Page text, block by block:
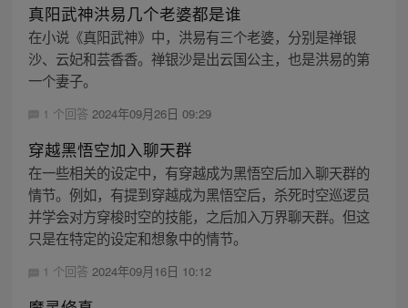
真阳武神洪易几个老婆都是谁
在小说《真阳武神》中，洪易有三个老婆，分别是禅银
沙、云妃和芸香香。禅银沙是出云国公主，也是洪易的第
一个妻子。
1 个回答 2024年09月26日 09:29
穿越黑悟空加入聊天群
在一些相关的设定中，有穿越成为黑悟空后加入聊天群的
情节。例如，有提到穿越成为黑悟空后，杀死时空巡逻员
并学会对方穿梭时空的技能，之后加入万界聊天群。但这
只是在特定的设定和想象中的情节。
1 个回答 2024年09月16日 10:12